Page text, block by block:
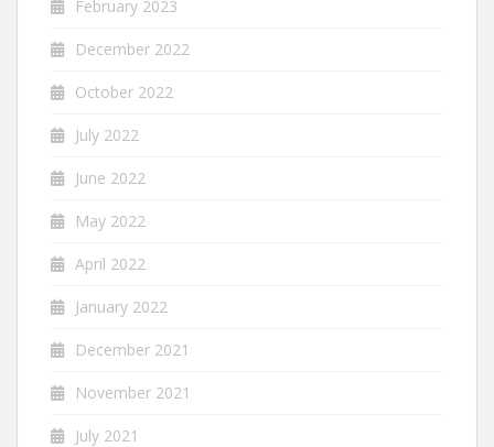
February 2023
December 2022
October 2022
July 2022
June 2022
May 2022
April 2022
January 2022
December 2021
November 2021
July 2021